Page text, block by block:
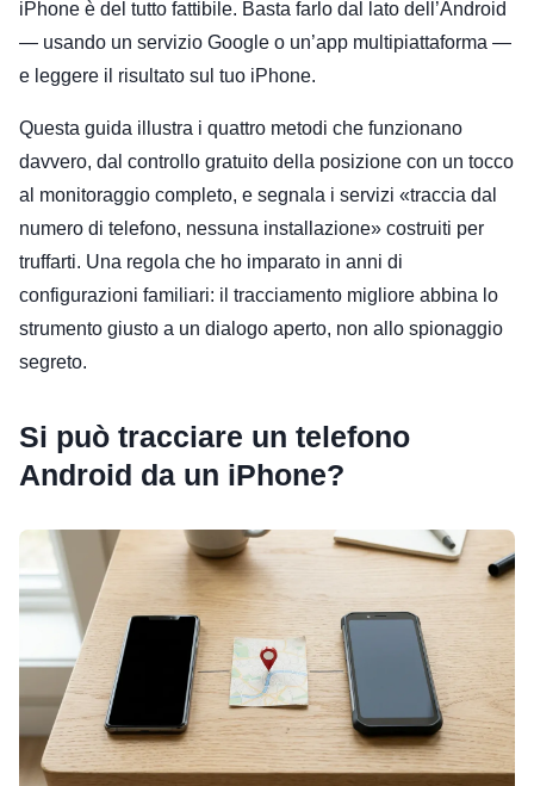
iPhone è del tutto fattibile. Basta farlo dal lato dell’Android
— usando un servizio Google o un’app multipiattaforma —
e leggere il risultato sul tuo iPhone.
Questa guida illustra i quattro metodi che funzionano
davvero, dal controllo gratuito della posizione con un tocco
al monitoraggio completo, e segnala i servizi «traccia dal
numero di telefono, nessuna installazione» costruiti per
truffarti. Una regola che ho imparato in anni di
configurazioni familiari: il tracciamento migliore abbina lo
strumento giusto a un dialogo aperto, non allo spionaggio
segreto.
Si può tracciare un telefono
Android da un iPhone?